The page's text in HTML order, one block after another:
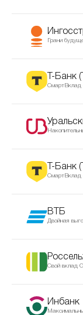
Грани
Т-Банк
СмартВклад
Т-Банк
СмартВклад
ВТБ
Двойная
Свой вклад
Инбанк